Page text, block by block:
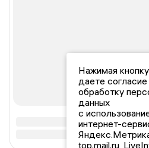
Нажимая
даете согласие
обработку
данных
с
интернет-
top.mail.ru,